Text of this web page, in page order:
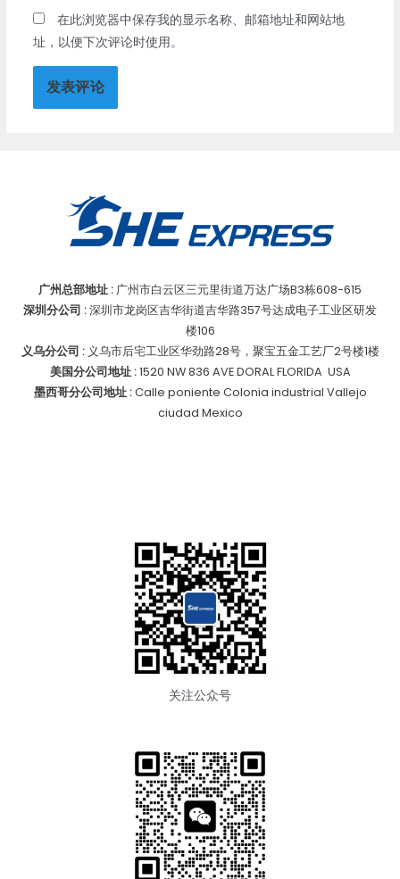
在此浏览器中保存我的显示名称、邮箱地址和网站地
址，以便下次评论时使用。
广州总部地址 : 广州市白云区三元里街道万达广场B3栋608-615
深圳分公司 :深圳市龙岗区吉华街道吉华路357号达成电子工业区研发
楼106
义乌分公司 :义乌市后宅工业区华劲路28号，聚宝五金工艺厂2号楼1楼
美国分公司地址 :1520 NW 836 AVE DORAL FLORIDA USA
墨西哥分公司地址 :Calle poniente Colonia industrial Vallejo
ciudad Mexico
关注公众号